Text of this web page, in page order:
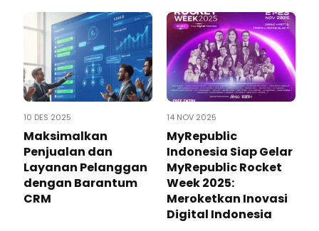
10 DES 2025
Maksimalkan
Penjualan dan
Layanan Pelanggan
dengan Barantum
CRM
14 NOV 2025
MyRepublic
Indonesia Siap Gelar
MyRepublic Rocket
Week 2025:
Meroketkan Inovasi
Digital Indonesia